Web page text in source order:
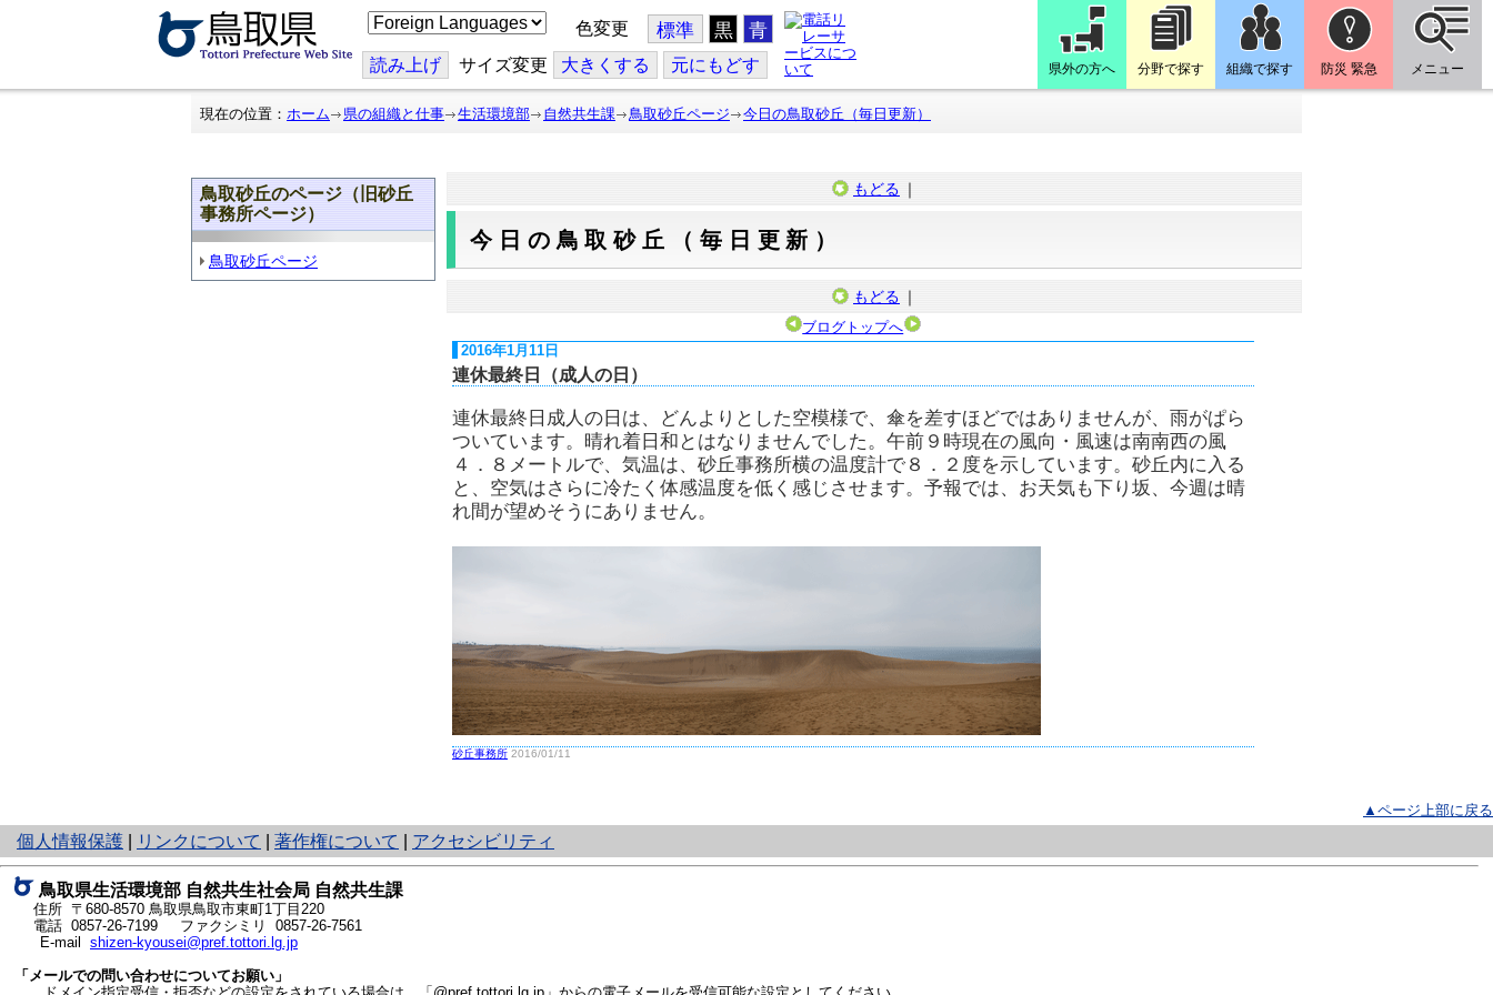
こ
の
ジ
を
翻
色変更 標準 黒 青
読み上げ サイズ変更 大きくする 元にもどす 県外の方へ 分野で探す 組織で探す 防災 緊急 メニュー
現在の位置： ホーム 県の組織と仕事 生活環境部 自然共生課 鳥取砂丘ページ 今日の鳥取砂丘（毎日更新）
鳥取砂丘のページ（旧砂丘
事務所ページ）
鳥取砂丘ページ
もどる ｜
今日の鳥取砂丘（毎日更新）
もどる ｜
ブログトップへ
2016年1月11日
連休最終日（成人の日）
連休最終日成人の日は、どんよりとした空模様で、傘を差すほどではありませんが、雨がぱら
ついています。晴れ着日和とはなりませんでした。午前９時現在の風向・風速は南南西の風
４．８メートルで、気温は、砂丘事務所横の温度計で８．２度を示しています。砂丘内に入る
と、空気はさらに冷たく体感温度を低く感じさせます。予報では、お天気も下り坂、今週は晴
れ間が望めそうにありません。
砂丘事務所 2016/01/11
▲ページ上部に戻る
個人情報保護
と
り
ネ
ッ
ト
へ
の
リンクについて 著作権について アクセシビリティ
鳥取県生活環境部 自然共生社会局 自然共生課
住所 〒680-8570 鳥取県鳥取市東町1丁目220
電話 0857-26-7199
ファクシミリ 0857-26-7561
E-mail shizen-kyousei@pref.tottori.lg.jp
「メールでの問い合わせについてお願い」